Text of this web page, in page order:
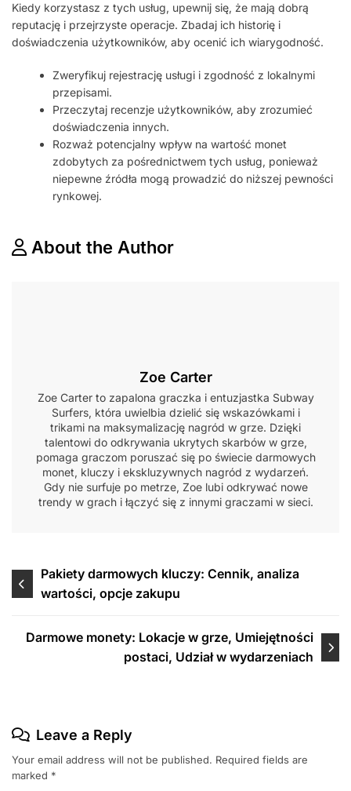
Kiedy korzystasz z tych usług, upewnij się, że mają dobrą
reputację i przejrzyste operacje. Zbadaj ich historię i
doświadczenia użytkowników, aby ocenić ich wiarygodność.
Zweryfikuj rejestrację usługi i zgodność z lokalnymi
przepisami.
Przeczytaj recenzje użytkowników, aby zrozumieć
doświadczenia innych.
Rozważ potencjalny wpływ na wartość monet
zdobytych za pośrednictwem tych usług, ponieważ
niepewne źródła mogą prowadzić do niższej pewności
rynkowej.
About the Author
Zoe Carter
Zoe Carter to zapalona graczka i entuzjastka Subway
Surfers, która uwielbia dzielić się wskazówkami i
trikami na maksymalizację nagród w grze. Dzięki
talentowi do odkrywania ukrytych skarbów w grze,
pomaga graczom poruszać się po świecie darmowych
monet, kluczy i ekskluzywnych nagród z wydarzeń.
Gdy nie surfuje po metrze, Zoe lubi odkrywać nowe
trendy w grach i łączyć się z innymi graczami w sieci.
Post
navigation
Pakiety darmowych kluczy: Cennik, analiza
wartości, opcje zakupu
Darmowe monety: Lokacje w grze, Umiejętności
postaci, Udział w wydarzeniach
Leave a Reply
Your email address will not be published. Required fields are
marked *